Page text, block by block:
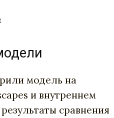
модель на
и внутреннем
сравнения